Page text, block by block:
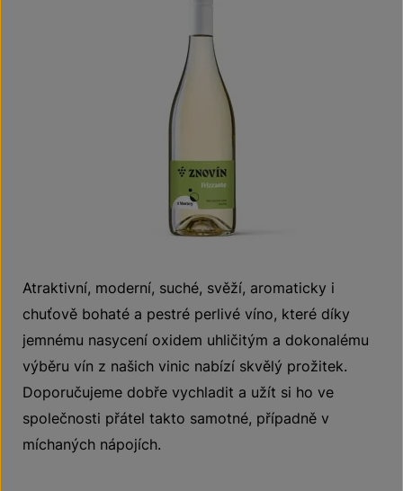
Atraktivní, moderní, suché, svěží, aromaticky i
chuťově bohaté a pestré perlivé víno, které díky
jemnému nasycení oxidem uhličitým a dokonalému
výběru vín z našich vinic nabízí skvělý prožitek.
Doporučujeme dobře vychladit a užít si ho ve
společnosti přátel takto samotné, případně v
míchaných nápojích.